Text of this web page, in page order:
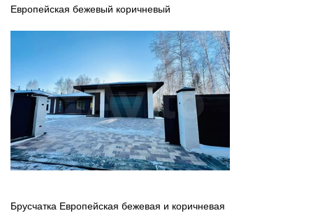
Европейская бежевый коричневый
Брусчатка Европейская бежевая и коричневая